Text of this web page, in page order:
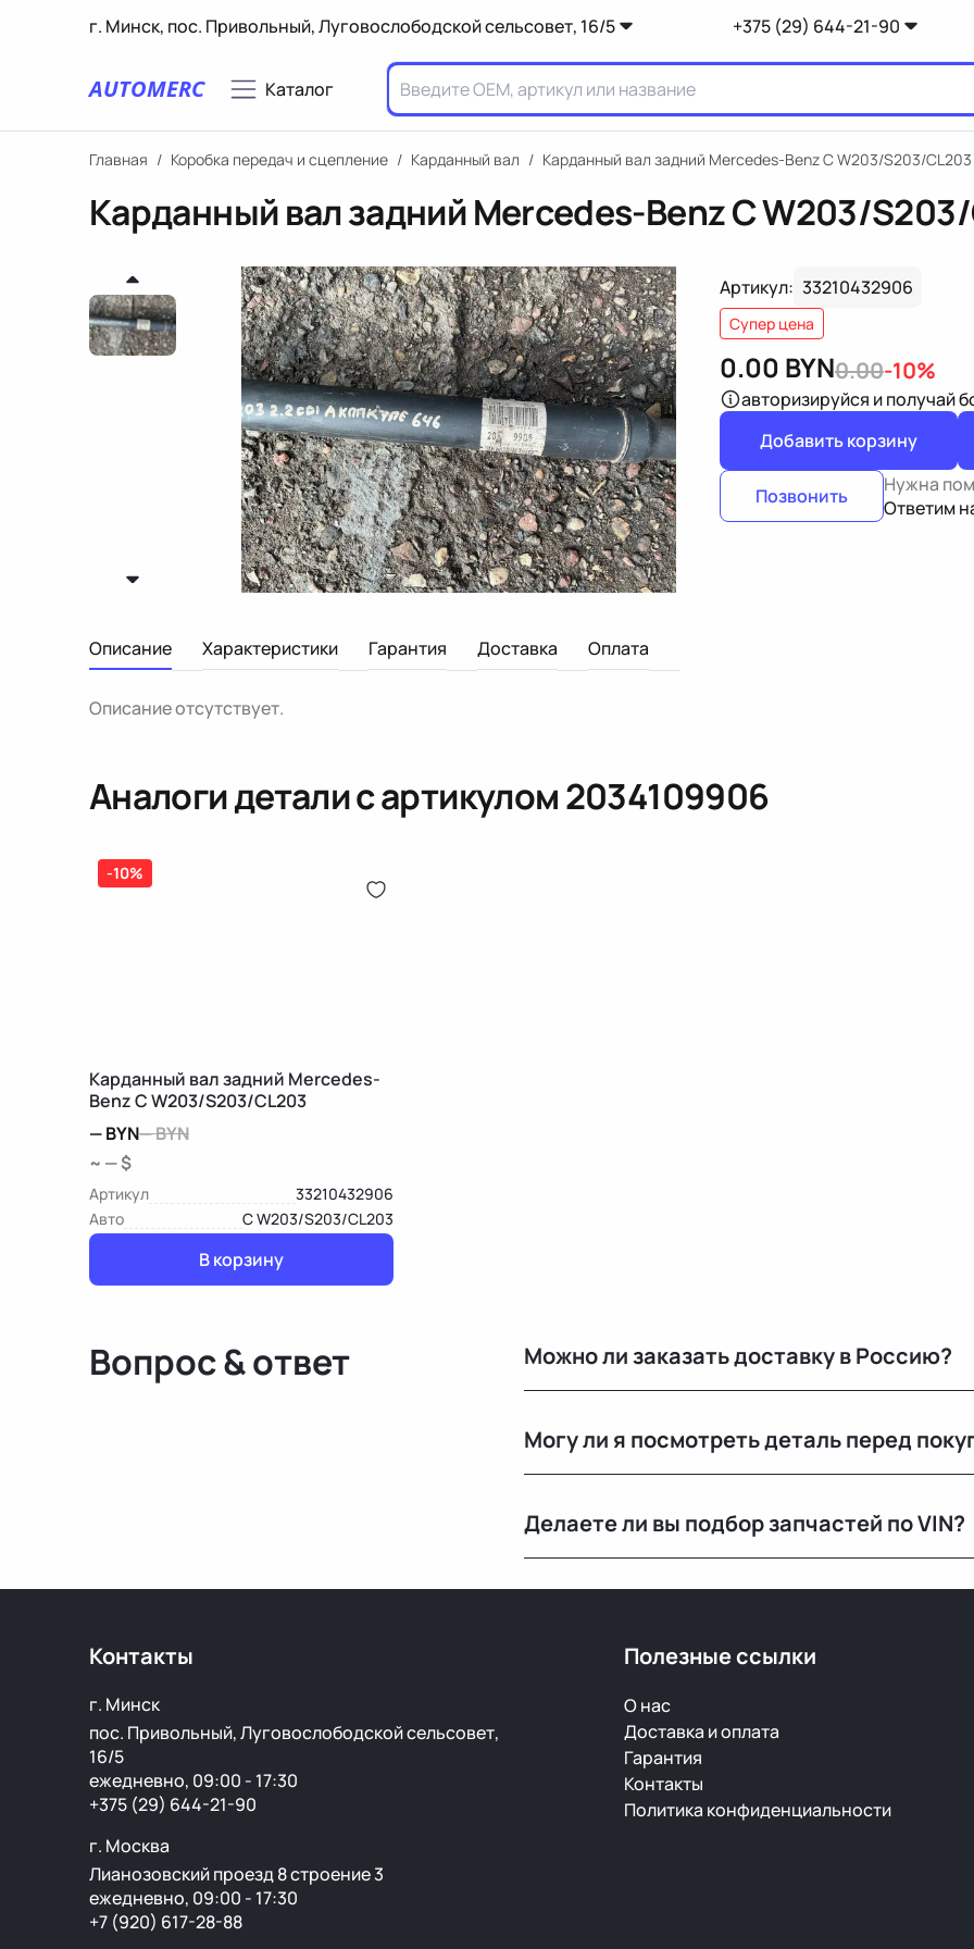
г. Минск, пос. Привольный, Луговослободской сельсовет, 16/5 +375 (29) 644-21-90
AUTOMERC Каталог
Главная / Коробка передач и сцепление / Карданный вал / Карданный вал задний Mercedes-Benz C W203/S203/CL203
Карданный вал задний Mercedes-Benz C W203/
Артикул: 33210432906
Супер цена
0.00 BYN0.00-10%
авторизируйся и получай
Добавить корзину
Позвонить
Нужна
Ответим
Описание Характеристики Гарантия Доставка Оплата
Описание отсутствует.
Аналоги детали с артикулом2034109906
-10%
Карданный вал задний Mercedes-
Benz C W203/S203/CL203
—BYN—BYN
~ — $
Артикул
33210432906
Авто
C W203/S203/CL203
В корзину
Вопрос & ответ Можно ли заказать доставку в Россию?
транспортными компаниями.
Могу ли я посмотреть деталь перед
видеообзор.
Делаете ли вы подбор запчастей по VIN?
Контакты
г. Минск
пос. Привольный, Луговослободской сельсовет,
16/5
ежедневно, 09:00 - 17:30
+375 (29) 644-21-90
г. Москва
Лианозовский проезд 8 строение 3
ежедневно, 09:00 - 17:30
+7 (920) 617-28-88
Полезные ссылки
О нас
Доставка и оплата
Гарантия
Контакты
Политика конфиденциальности